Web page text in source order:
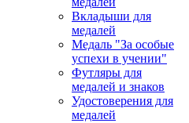
Вкладыши для
медалей
Медаль "За особые
успехи в учении"
Футляры для
медалей и знаков
Удостоверения для
медалей